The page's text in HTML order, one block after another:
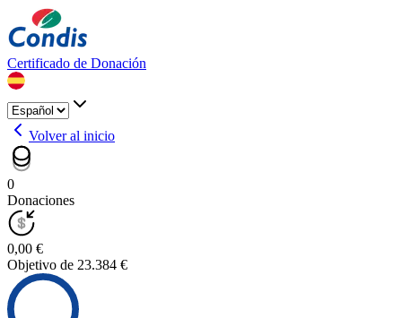
Certificado de Donación
Volver al inicio
0
Donaciones
0,00 €
Objetivo de 23.384 €